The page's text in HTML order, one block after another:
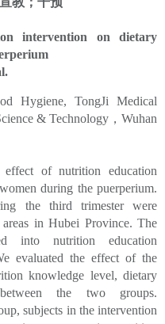
intervention on dietary
Hygiene, TongJi Medical
& Technology，Wuhan
effect of nutrition education
during the puerperium.
the third trimester were
in Hubei Province. The
into nutrition education
evaluated the effect of the
knowledge level, dietary
the two groups.
subjects in the intervention